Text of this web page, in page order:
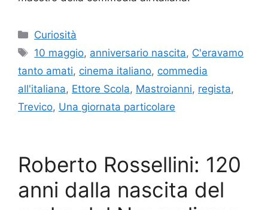
Categorie
Curiosità
Tag
10 maggio, anniversario nascita, C'eravamo
tanto amati, cinema italiano, commedia
all'italiana, Ettore Scola, Mastroianni, regista,
Trevico, Una giornata particolare
Roberto Rossellini: 120
anni dalla nascita del